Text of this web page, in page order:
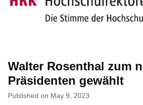
Walter Rosenthal zum
Präsidenten gewählt
Published on May 9, 2023